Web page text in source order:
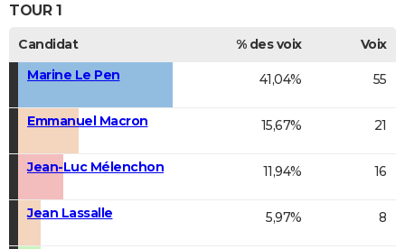
TOUR 1
Candidat % des voix
Voix
Marine Le Pen
41,04% 55
Emmanuel Macron 15,67% 21
Jean-Luc Mélenchon 11,94% 16
Jean Lassalle 5,97% 8